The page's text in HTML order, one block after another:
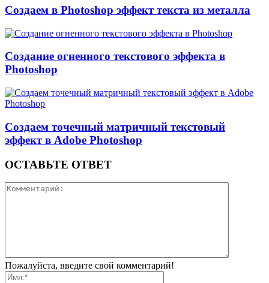
Создаем в Photoshop эффект текста из металла
Создание огненного текстового эффекта в
Photoshop
Создаем точечный матричный текстовый
эффект в Adobe Photoshop
ОСТАВЬТЕ ОТВЕТ
Пожалуйста, введите свой комментарий!